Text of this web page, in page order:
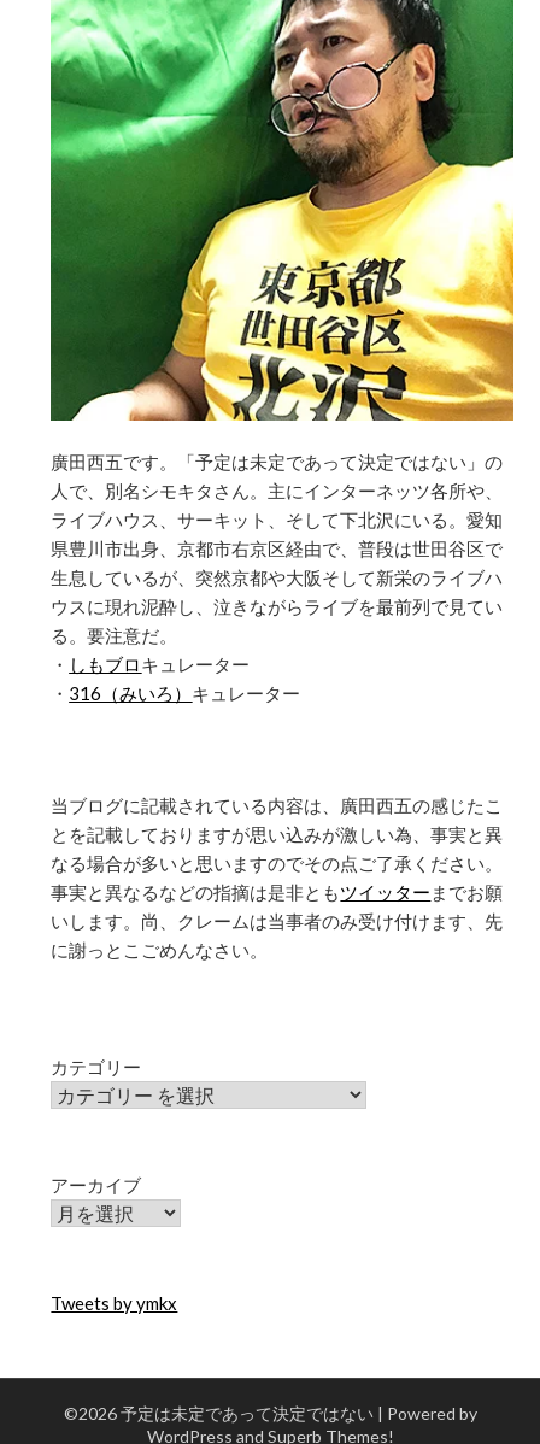
廣田西五です。「予定は未定であって決定ではない」の
人で、別名シモキタさん。主にインターネッツ各所や、
ライブハウス、サーキット、そして下北沢にいる。愛知
県豊川市出身、京都市右京区経由で、普段は世田谷区で
生息しているが、突然京都や大阪そして新栄のライブハ
ウスに現れ泥酔し、泣きながらライブを最前列で見てい
る。要注意だ。
・ しもブロキュレーター
・ 316（みいろ） キュレーター
当ブログに記載されている内容は、廣田西五の感じたこ
とを記載しておりますが思い込みが激しい為、事実と異
なる場合が多いと思いますのでその点ご了承ください。
事実と異なるなどの指摘は是非ともツイッター までお願
いします。尚、クレームは当事者のみ受け付けます、先
に謝っとこごめんなさい。
カテゴリー
アーカイブ
Tweets by ymkx
©2026 予定は未定であって決定ではない | Powered by
WordPress and Superb Themes!